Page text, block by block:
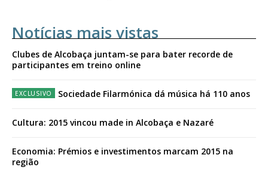
Notícias mais vistas
Clubes de Alcobaça juntam-se para bater recorde de
participantes em treino online
Sociedade Filarmónica dá música há 110 anos
Cultura: 2015 vincou made in Alcobaça e Nazaré
Economia: Prémios e investimentos marcam 2015 na
região